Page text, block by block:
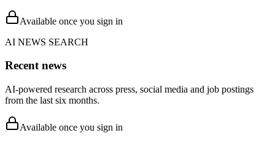
Available once you sign in
AI NEWS SEARCH
Recent news
AI-powered research across press, social media and job postings
from the last six months.
Available once you sign in